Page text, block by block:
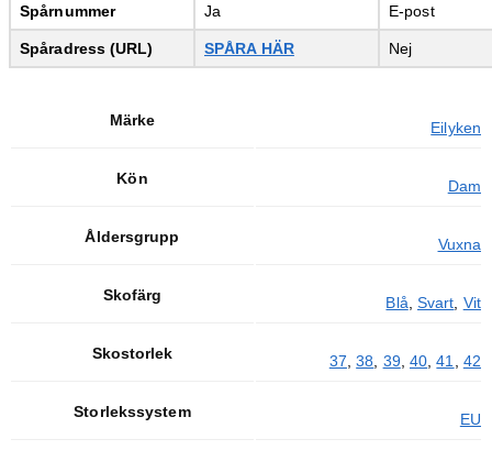
Spårnummer Ja E-post
Spåradress (URL) SPÅRA HÄR Nej
Märke Eilyken
Kön Dam
Åldersgrupp Vuxna
Skofärg Blå Svart Vit
Skostorlek 37 ,38 39, 40 ,41 42
Storlekssystem EU